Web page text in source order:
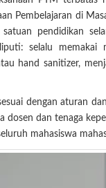
Pembelajaran di
pendidikan
selalu memakai
hand sanitizer,
dengan aturan
dosen dan tenaga
mahasiswa